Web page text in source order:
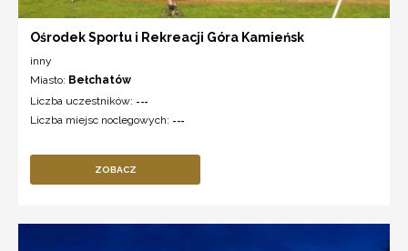
Ośrodek Sportu i Rekreacji Góra Kamieńsk
inny
Miasto: Bełchatów
Liczba uczestników: ---
Liczba miejsc noclegowych: ---
ZOBACZ